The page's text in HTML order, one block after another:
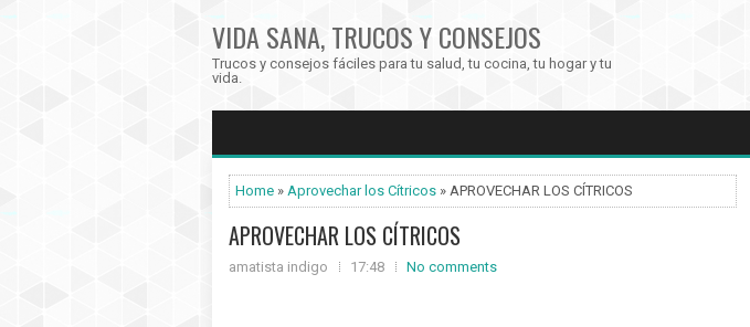
VIDA SANA, TRUCOS Y CONSEJOS
Trucos y consejos fáciles para tu salud, tu cocina, tu hogar y tu
vida.
Home » Aprovechar los Cítricos » APROVECHAR LOS CÍTRICOS
APROVECHAR LOS CÍTRICOS
amatista indigo 17:48 No comments